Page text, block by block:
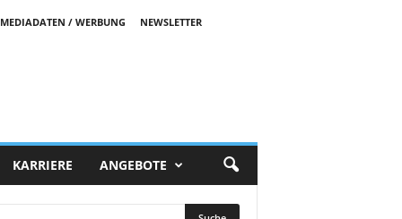
MEDIADATEN / WERBUNG
NEWSLETTER
KARRIERE ANGEBOTE